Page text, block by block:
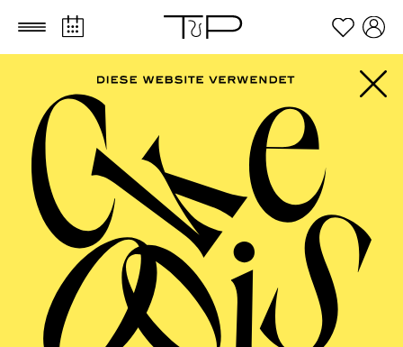
Zum Hauptinhalt springen Zum Footer springen